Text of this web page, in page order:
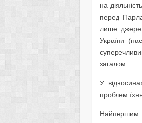
на
перед
лише
України
загалом.
У
проблем
Найпершим